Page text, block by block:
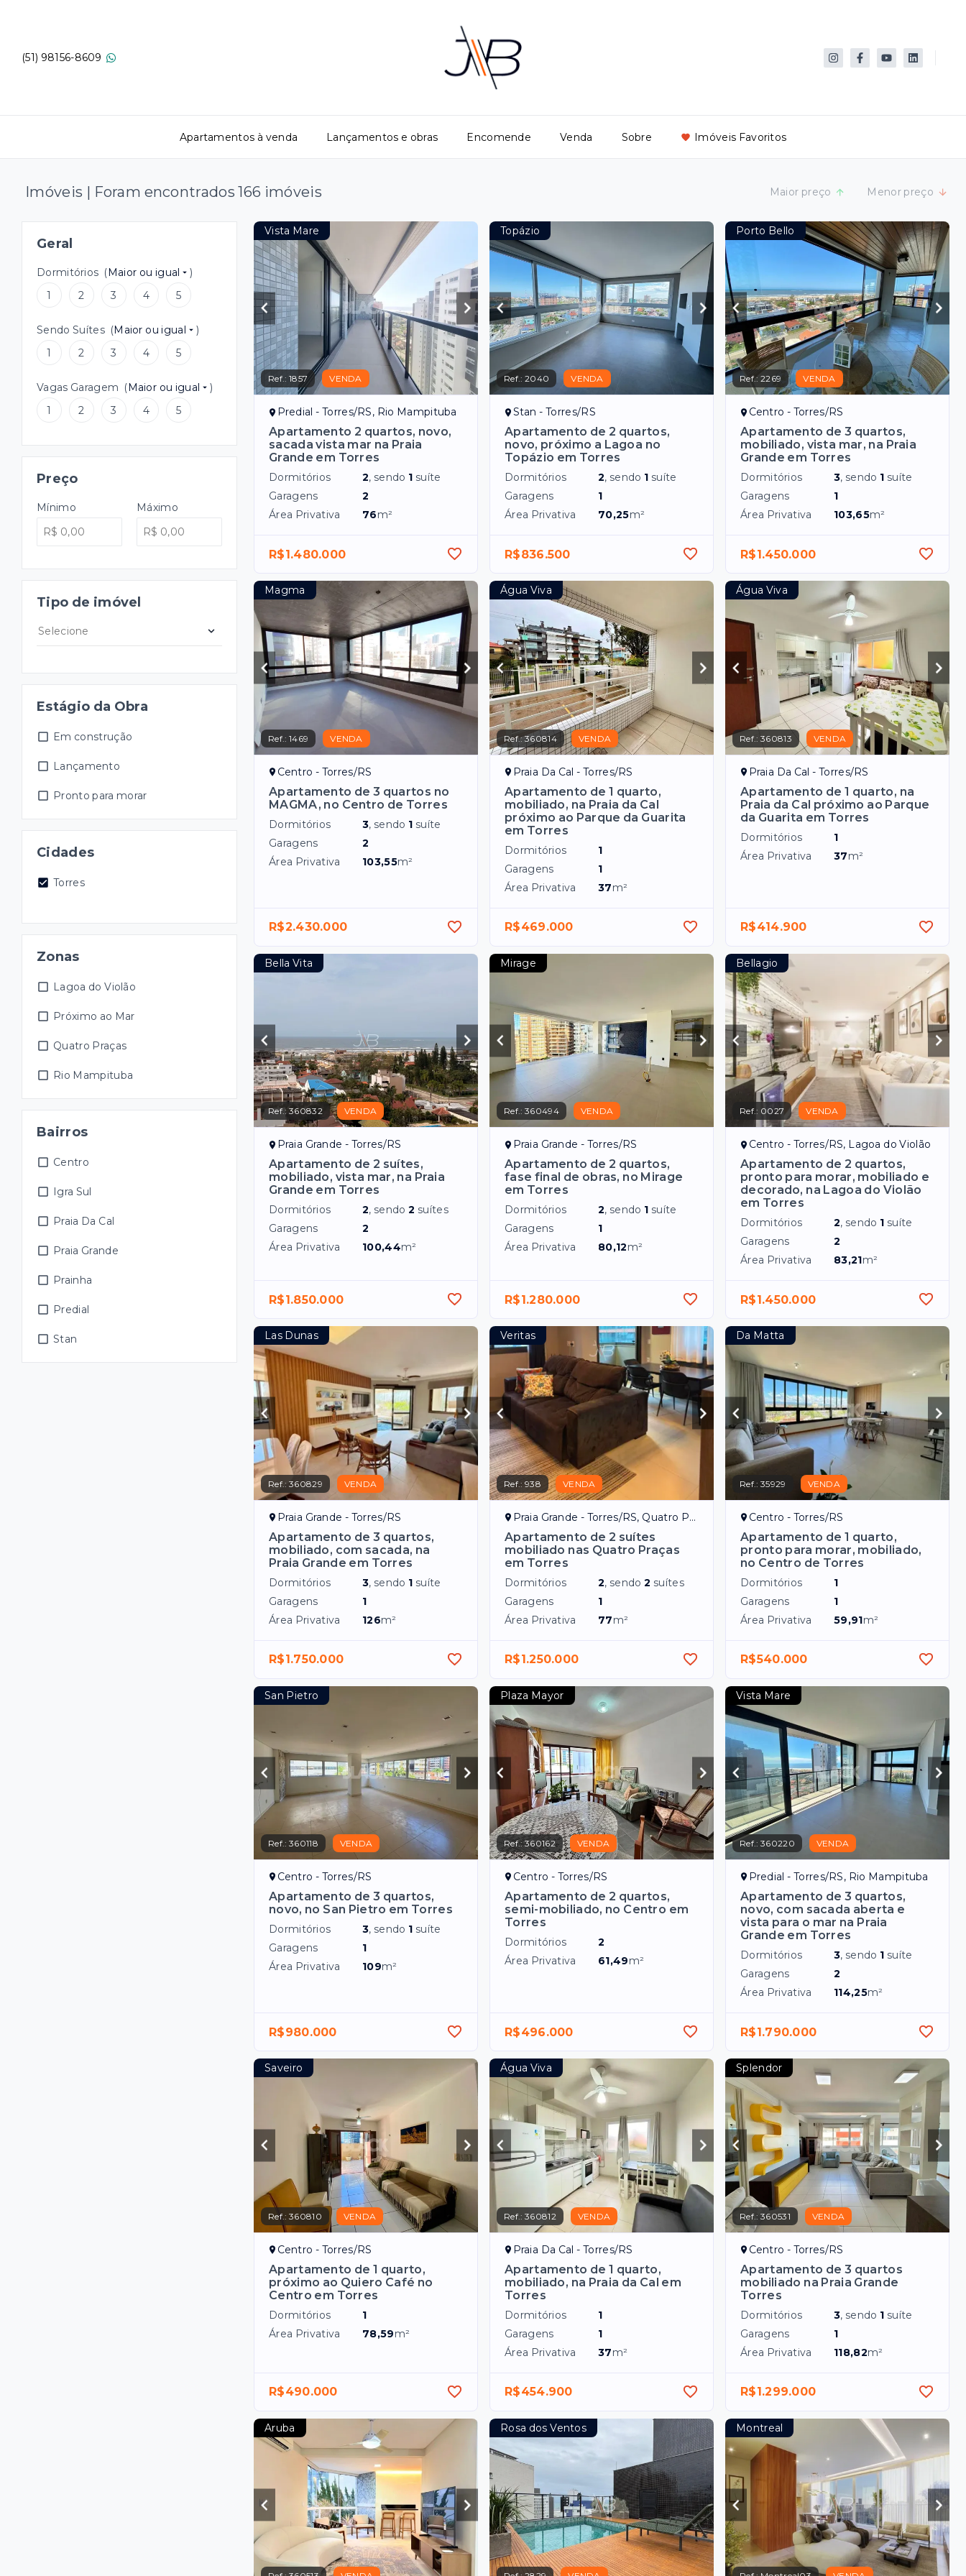
(51) 98156-8609
Apartamentos à venda Lançamentos e obras Encomende Venda Sobre Imóveis Favoritos
Imóveis | Foram encontrados 166 imóveis Maior preço Menor preço
Geral
Dormitórios (Maior ou igual
)
1
2 3 4 5
Sendo Suítes (Maior ou igual
)
1
2 3 4 5
Vagas Garagem (Maior ou igual
)
1
2 3 4 5
Preço
Mínimo Máximo
Tipo de imóvel
Selecione
Estágio da Obra
Em construção
Lançamento
Pronto para morar
Cidades
Torres
Zonas
Lagoa do Violão
Próximo ao Mar
Quatro Praças
Rio Mampituba
Bairros
Centro
Igra Sul
Praia Da Cal
Praia Grande
Prainha
Predial
Stan
Vista Mare
Ref.:1857 VENDA
Predial - Torres/RS, Rio Mampituba
Apartamento 2 quartos, novo,
sacada vista mar na Praia
Grande em Torres
Dormitórios 2, sendo 1 suíte
Garagens
2
Área Privativa
76m²
R$1.480.000
Topázio
Ref.:2040 VENDA
Stan - Torres/RS
Apartamento de 2 quartos,
novo, próximo a Lagoa no
Topázio em Torres
Dormitórios 2, sendo 1 suíte
Garagens
1
Área Privativa
70,25m²
R$836.500
Porto Bello
Ref.:2269 VENDA
Centro - Torres/RS
Apartamento de 3 quartos,
mobiliado, vista mar, na Praia
Grande em Torres
Dormitórios 3, sendo 1 suíte
Garagens
1
Área Privativa
103,65m²
R$1.450.000
Magma
Ref.:1469 VENDA
Centro - Torres/RS
Apartamento de 3 quartos no
MAGMA, no Centro de Torres
Dormitórios 3, sendo 1 suíte
Garagens
2
Área Privativa
103,55m²
R$2.430.000
Água Viva
Ref.:360814 VENDA
Praia Da Cal - Torres/RS
Apartamento de 1 quarto,
mobiliado, na Praia da Cal
próximo ao Parque da Guarita
em Torres
Dormitórios
1
Garagens
1
Área Privativa
37m²
R$469.000
Água Viva
Ref.:360813 VENDA
Praia Da Cal - Torres/RS
Apartamento de 1 quarto, na
Praia da Cal próximo ao Parque
da Guarita em Torres
Dormitórios
1
Área Privativa
37m²
R$414.900
Bella Vita
Ref.:360832 VENDA
Praia Grande - Torres/RS
Apartamento de 2 suítes,
mobiliado, vista mar, na Praia
Grande em Torres
Dormitórios 2, sendo2 suítes
Garagens
2
Área Privativa
100,44m²
R$1.850.000
Mirage
Ref.:360494 VENDA
Praia Grande - Torres/RS
Apartamento de 2 quartos,
fase final de obras, no Mirage
em Torres
Dormitórios 2, sendo 1 suíte
Garagens
1
Área Privativa
80,12m²
R$1.280.000
Bellagio
Ref.: 0027 VENDA
Centro - Torres/RS, Lagoa do Violão
Apartamento de 2 quartos,
pronto para morar, mobiliado e
decorado, na Lagoa do Violão
em Torres
Dormitórios 2, sendo 1 suíte
Garagens
2
Área Privativa
83,21m²
R$1.450.000
Las Dunas
Ref.:360829 VENDA
Praia Grande - Torres/RS
Apartamento de 3 quartos,
mobiliado, com sacada, na
Praia Grande em Torres
Dormitórios 3, sendo 1 suíte
Garagens
1
Área Privativa
126m²
R$1.750.000
Veritas
Ref.:938 VENDA
Praia Grande - Torres/RS, Quatro Praças
Apartamento de 2 suítes
mobiliado nas Quatro Praças
em Torres
Dormitórios 2, sendo2 suítes
Garagens
1
Área Privativa
77m²
R$1.250.000
Da Matta
Ref.:35929 VENDA
Centro - Torres/RS
Apartamento de 1 quarto,
pronto para morar, mobiliado,
no Centro de Torres
Dormitórios
1
Garagens
1
Área Privativa
59,91m²
R$540.000
San Pietro
Ref.:360118 VENDA
Centro - Torres/RS
Apartamento de 3 quartos,
novo, no San Pietro em Torres
Dormitórios 3, sendo 1 suíte
Garagens
1
Área Privativa
109m²
R$980.000
Plaza Mayor
Ref.:360162 VENDA
Centro - Torres/RS
Apartamento de 2 quartos,
semi-mobiliado, no Centro em
Torres
Dormitórios
2
Área Privativa
61,49m²
R$496.000
Vista Mare
Ref.:360220 VENDA
Predial - Torres/RS, Rio Mampituba
Apartamento de 3 quartos,
novo, com sacada aberta e
vista para o mar na Praia
Grande em Torres
Dormitórios 3, sendo 1 suíte
Garagens
2
Área Privativa
114,25m²
R$1.790.000
Saveiro
Ref.:360810 VENDA
Centro - Torres/RS
Apartamento de 1 quarto,
próximo ao Quiero Café no
Centro em Torres
Dormitórios
1
Área Privativa
78,59m²
R$490.000
Água Viva
Ref.:360812 VENDA
Praia Da Cal - Torres/RS
Apartamento de 1 quarto,
mobiliado, na Praia da Cal em
Torres
Dormitórios
1
Garagens
1
Área Privativa
37m²
R$454.900
Splendor
Ref.:360531 VENDA
Centro - Torres/RS
Apartamento de 3 quartos
mobiliado na Praia Grande
Torres
Dormitórios 3, sendo 1 suíte
Garagens
1
Área Privativa
118,82m²
R$1.299.000
Aruba Rosa dos Ventos Montreal